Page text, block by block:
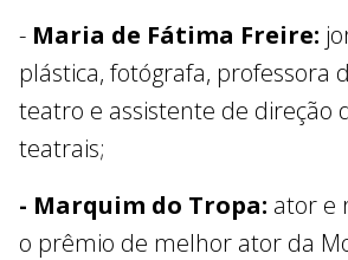
- Maria de Fátima Freire:
plástica, fotógrafa, professora
teatro e assistente de direção
teatrais;
- Marquim do Tropa: ator e
o prêmio de melhor ator da